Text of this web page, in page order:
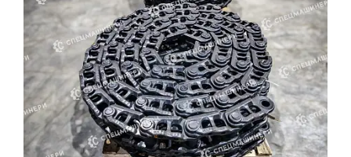
Контакты
3D тур по производству
3D тур по складам
sksale@skdst.ru